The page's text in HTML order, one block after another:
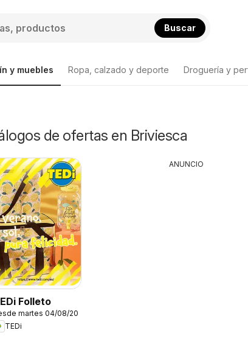
Buscar
y muebles Ropa, calzado y deporte Droguería y
de ofertas en Briviesca
Folleto
martes 04/08/2026
TEDi
ANUNCIO